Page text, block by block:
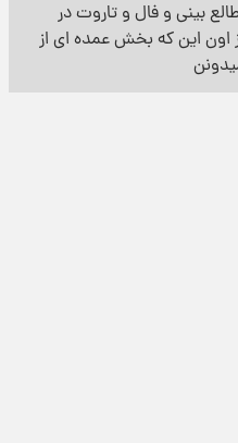
بینی و فال و تاروت در
این که بخش عمده ای از